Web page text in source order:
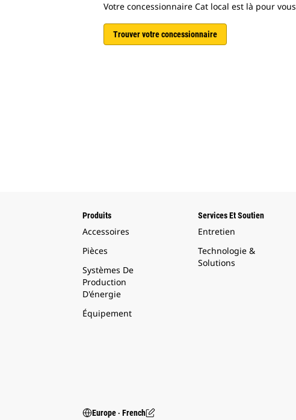
Votre concessionnaire Cat local est là pour
Trouver votre concessionnaire
Produits
Accessoires
Pièces
Systèmes De
Production
D'énergie
Équipement
Services Et Soutien
Entretien
Technologie &
Solutions
Europe ‧ French